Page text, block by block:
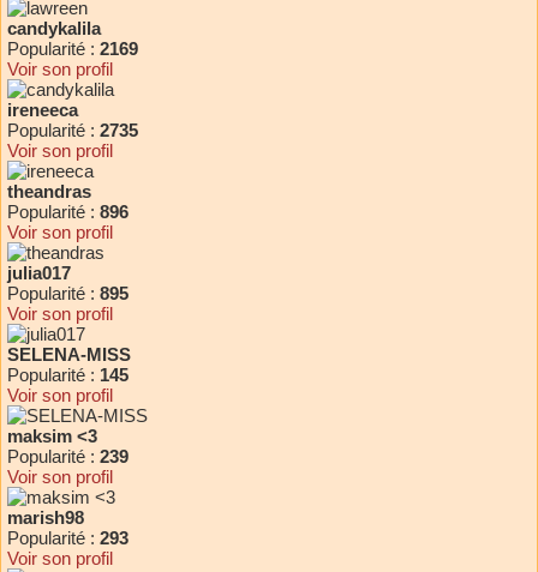
candykalila
Popularité : 2169
Voir son profil
ireneeca
Popularité : 2735
Voir son profil
theandras
Popularité : 896
Voir son profil
julia017
Popularité : 895
Voir son profil
SELENA-MISS
Popularité : 145
Voir son profil
maksim <3
Popularité : 239
Voir son profil
marish98
Popularité : 293
Voir son profil